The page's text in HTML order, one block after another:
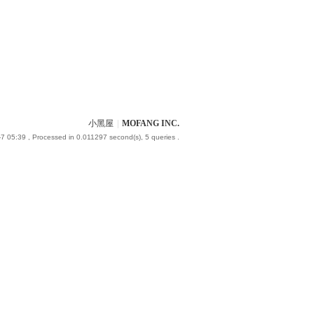
小黑屋 MOFANG INC.
05:39 , Processed in 0.011297 second(s), 5 queries .